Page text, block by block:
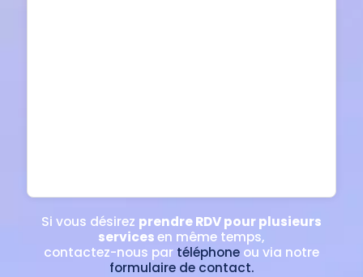
Si vous désirez prendre RDV pour plusieurs
servicesen même temps,
contactez-nous par téléphone ou via notre
formulaire de contact.